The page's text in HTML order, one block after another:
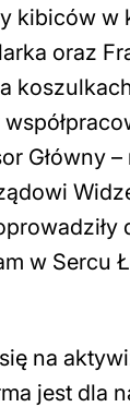
kibiców
oraz
Główny –
w Sercu
na
jest dla